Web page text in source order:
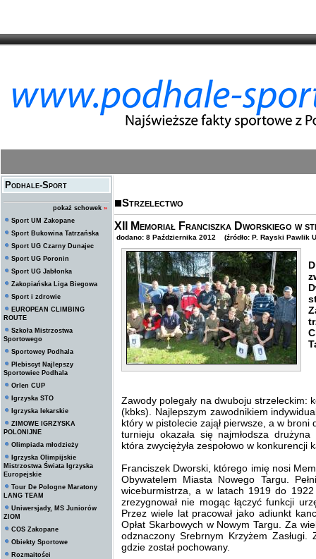
Podhale-Sport
pokaż schowek »
Sport UM Zakopane
Sport Bukowina Tatrzańska
Sport UG Czarny Dunajec
Sport UG Poronin
Sport UG Jabłonka
Zakopiańska Liga Biegowa
Sport i zdrowie
EUROPEAN CLIMBING
ROUTE
Szkoła Mistrzostwa
Sportowego
Sportowcy Podhala
Plebiscyt Najlepszy
Sportowiec Podhala
Orlen CUP
Igrzyska STO
Igrzyska lekarskie
ZIMOWE IGRZYSKA
POLONIJNE
Olimpiada młodzieży
Igrzyska Olimpijskie
Mistrzostwa Świata Igrzyska
Europejskie
Tour De Pologne Maratony
LANG TEAM
Uniwersjady, MS Juniorów
ZIOM
COS Zakopane
Obiekty Sportowe
Rozmaitości
Strzelectwo
XII Memoriał Franciszka Dworskiego w
dodano: 8 Października 2012 (źródło: P. Rayski Pawlik
Zawody polegały na dwuboju strzeleckim:
(kbks). Najlepszym zawodnikiem
który w pistolecie zajął pierwsze, a w
turnieju okazała się najmłodsza
która zwyciężyła zespołowo w konkurencji
Franciszek Dworski, którego imię nosi
Obywatelem Miasta Nowego Targu.
wiceburmistrza, a w latach 1919 do
zrezygnował nie mogąc łączyć funkcji
Przez wiele lat pracował jako adiunkt
Opłat Skarbowych w Nowym Targu. Za
odznaczony Srebrnym Krzyżem
gdzie został pochowany.